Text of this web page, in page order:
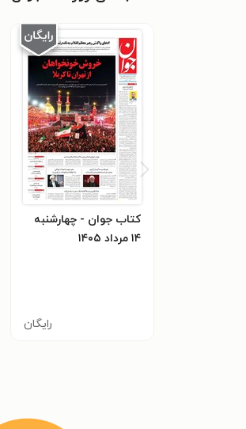
کتاب جوان - چهارشنبه
۱۴ مرداد ۱۴۰۵
رایگان